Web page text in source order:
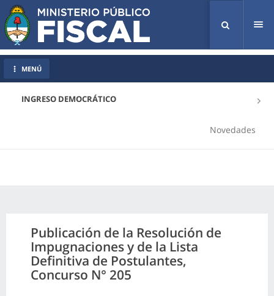
INGRESO DEMOCRÁTICO
Novedades
MENÚ
Publicación de la Resolución de
Impugnaciones y de la Lista
Definitiva de Postulantes,
Concurso N° 205